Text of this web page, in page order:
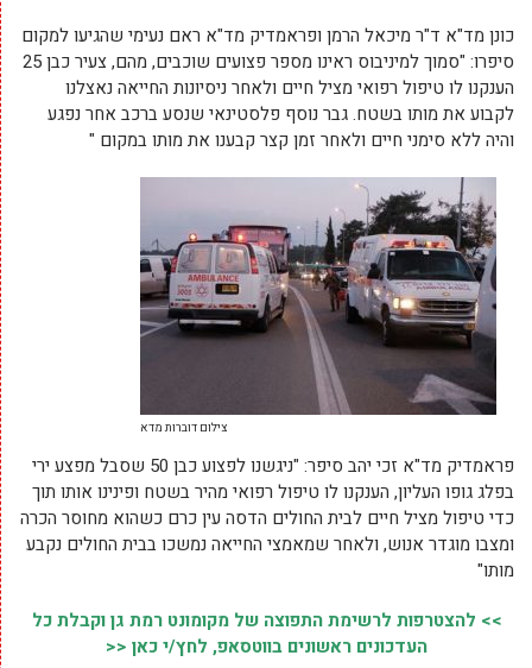
כונן מד"א ד"ר מיכאל הרמן ופראמדיק מד"א ראם נעימי שהגיעו למקום
סיפרו: "סמוך למיניבוס ראינו מספר פצועים שוכבים, מהם, צעיר כבן 25
הענקנו לו טיפול רפואי מציל חיים ולאחר ניסיונות החייאה נאצלנו
לקבוע את מותו בשטח. גבר נוסף פלסטינאי שנסע ברכב אחר נפגע
והיה ללא סימני חיים ולאחר זמן קצר קבענו את מותו במקום "
צילום דוברות מדא
פראמדיק מד"א זכי יהב סיפר: "ניגשנו לפצוע כבן 50 שסבל מפצע ירי
בפלג גופו העליון, הענקנו לו טיפול רפואי מהיר בשטח ופינינו אותו תוך
כדי טיפול מציל חיים לבית החולים הדסה עין כרם כשהוא מחוסר הכרה
ומצבו מוגדר אנוש, ולאחר שמאמצי החייאה נמשכו בבית החולים נקבע
מותו"
>> להצטרפות לרשימת התפוצה של מקומונט רמת גן וקבלת כל
העדכונים ראשונים בווטסאפ, לחץ/י כאן <<